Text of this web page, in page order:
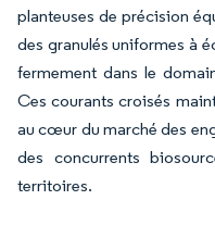
planteuses de précision
des granulés uniformes à
fermement dans le
Ces courants croisés
au cœur du marché des
des concurrents
territoires.